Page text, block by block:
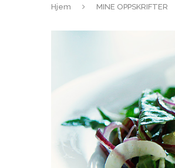
Hjem MINE OPPSKRIFTER